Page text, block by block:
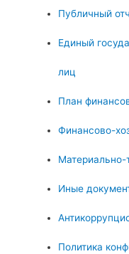
Публичный
Единый
лиц
План
Финансово-
Материально-
Иные
Политика